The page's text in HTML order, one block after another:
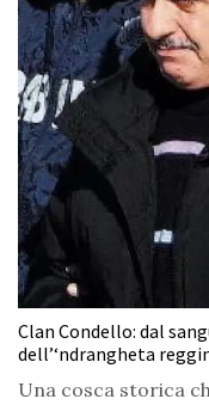
Clan Condello: dal
dell’‘ndrangheta
Una cosca storica